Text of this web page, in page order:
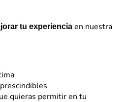
tu experiencia en nuestra
quieras permitir en tu
de los negocios